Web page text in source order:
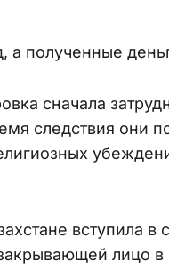
полученные
сначала
следствия они
вступила в
лицо